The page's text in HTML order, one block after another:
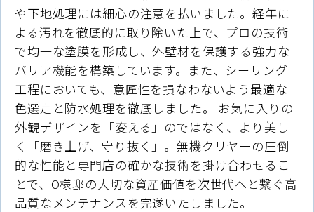
や下地処理には細心の注意を払いました。経年に
よる汚れを徹底的に取り除いた上で、プロの技術
で均一な塗膜を形成し、外壁材を保護する強力な
バリア機能を構築しています。また、シーリング
工程においても、意匠性を損なわないよう最適な
色選定と防水処理を徹底しました。 お気に入りの
外観デザインを「変える」のではなく、より美し
く「磨き上げ、守り抜く」。無機クリヤーの圧倒
的な性能と専門店の確かな技術を掛け合わせるこ
とで、O様邸の大切な資産価値を次世代へと繋ぐ高
品質なメンテナンスを完遂いたしました。